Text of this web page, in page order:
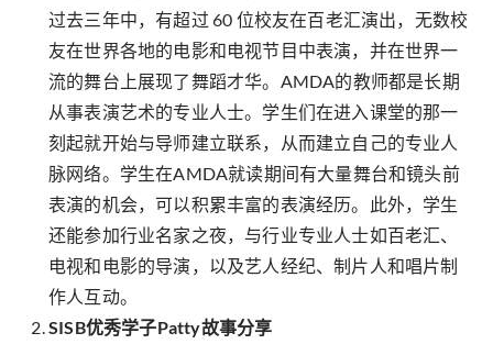
过去三年中，有超过 60 位校友在百老汇演出，无数校
友在世界各地的电影和电视节目中表演，并在世界一
流的舞台上展现了舞蹈才华。AMDA的教师都是长期
从事表演艺术的专业人士。学生们在进入课堂的那一
刻起就开始与导师建立联系，从而建立自己的专业人
脉网络。学生在AMDA就读期间有大量舞台和镜头前
表演的机会，可以积累丰富的表演经历。此外，学生
还能参加行业名家之夜，与行业专业人士如百老汇、
电视和电影的导演，以及艺人经纪、制片人和唱片制
作人互动。
SISB优秀学子Patty故事分享